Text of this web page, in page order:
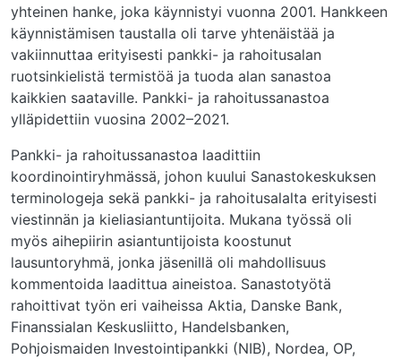
yhteinen hanke, joka käynnistyi vuonna 2001. Hankkeen
käynnistämisen taustalla oli tarve yhtenäistää ja
vakiinnuttaa erityisesti pankki- ja rahoitusalan
ruotsinkielistä termistöä ja tuoda alan sanastoa
kaikkien saataville. Pankki- ja rahoitussanastoa
ylläpidettiin vuosina 2002–2021.
Pankki- ja rahoitussanastoa laadittiin
koordinointiryhmässä, johon kuului Sanastokeskuksen
terminologeja sekä pankki- ja rahoitusalalta erityisesti
viestinnän ja kieliasiantuntijoita. Mukana työssä oli
myös aihepiirin asiantuntijoista koostunut
lausuntoryhmä, jonka jäsenillä oli mahdollisuus
kommentoida laadittua aineistoa. Sanastotyötä
rahoittivat työn eri vaiheissa Aktia, Danske Bank,
Finanssialan Keskusliitto, Handelsbanken,
Pohjoismaiden Investointipankki (NIB), Nordea, OP,